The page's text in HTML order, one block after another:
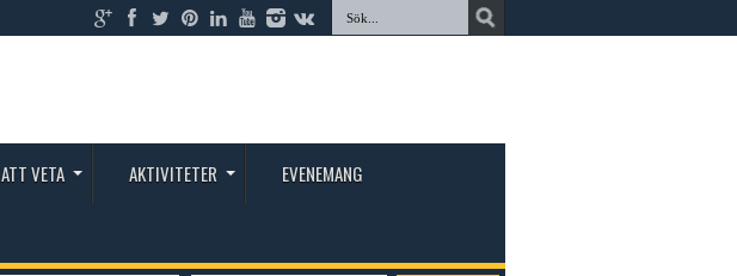
ATT VETA AKTIVITETER EVENEMANG